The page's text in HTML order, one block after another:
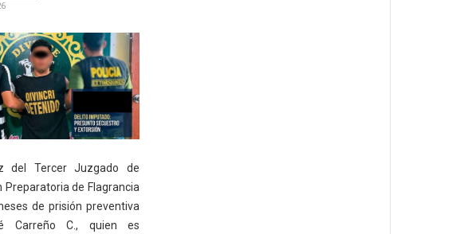
del Tercer Juzgado de
Preparatoria de Flagrancia
de prisión preventiva
Carreño C., quien es